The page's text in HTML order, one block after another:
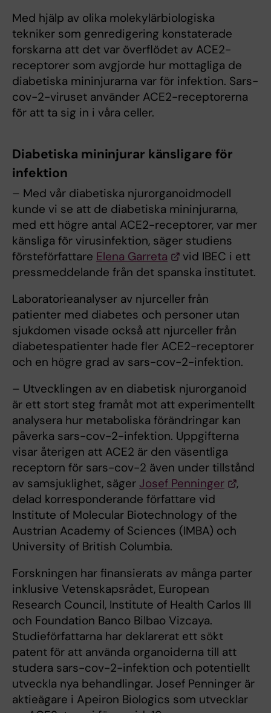
Med hjälp av olika molekylärbiologiska
tekniker som genredigering konstaterade
forskarna att det var överflödet av ACE2-
receptorer som avgjorde hur mottagliga de
diabetiska mininjurarna var för infektion. Sars-
cov-2-viruset använder ACE2-receptorerna
för att ta sig in i våra celler.
Diabetiska mininjurar känsligare för
infektion
– Med vår diabetiska njurorganoidmodell
kunde vi se att de diabetiska mininjurarna,
med ett högre antal ACE2-receptorer, var mer
känsliga för virusinfektion, säger studiens
försteförfattare Elena Garreta
vid IBEC i ett
pressmeddelande från det spanska institutet.
Laboratorieanalyser av njurceller från
patienter med diabetes och personer utan
sjukdomen visade också att njurceller från
diabetespatienter hade fler ACE2-receptorer
och en högre grad av sars-cov-2-infektion.
– Utvecklingen av en diabetisk njurorganoid
är ett stort steg framåt mot att experimentellt
analysera hur metaboliska förändringar kan
påverka sars-cov-2-infektion. Uppgifterna
visar återigen att ACE2 är den väsentliga
receptorn för sars-cov-2 även under tillstånd
av samsjuklighet, säger Josef Penninger
,
delad korresponderande författare vid
Institute of Molecular Biotechnology of the
Austrian Academy of Sciences (IMBA) och
University of British Columbia.
Forskningen har finansierats av många parter
inklusive Vetenskapsrådet, European
Research Council, Institute of Health Carlos III
och Foundation Banco Bilbao Vizcaya.
Studieförfattarna har deklarerat ett sökt
patent för att använda organoiderna till att
studera sars-cov-2-infektion och potentiellt
utveckla nya behandlingar. Josef Penninger är
aktieägare i Apeiron Biologics som utvecklar